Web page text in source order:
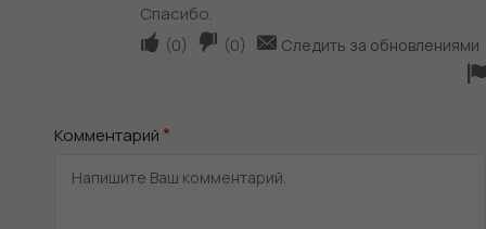
Спасибо.
(0) (0) Следить за обновлениями
Комментарий *